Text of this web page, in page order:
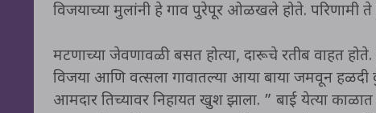
विजयाच्या मुलांनी हे गाव पुरेपूर ओळखले होते. परिणामी
मटणाच्या जेवणावळी बसत होत्या, दारूचे रतीब वाहत होते.
विजया आणि वत्सला गावातल्या आया बाया जमवून हळदी
आमदार तिच्यावर निहायत खुश झाला. ” बाई येत्या